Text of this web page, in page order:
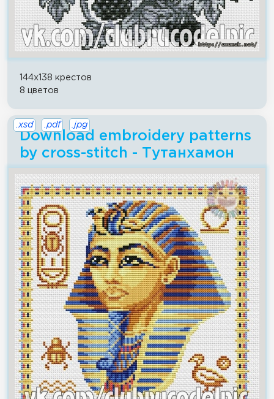
144x138 крестов
8 цветов
Download embroidery patterns
by cross-stitch - Тутанхамон
.xsd .pdf .jpg